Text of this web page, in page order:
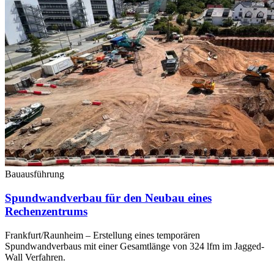
Bauausführung
Spundwandverbau für den Neubau eines
Rechenzentrums
Frankfurt/Raunheim – Erstellung eines temporären
Spundwandverbaus mit einer Gesamtlänge von 324 lfm im Jagged-
Wall Verfahren.